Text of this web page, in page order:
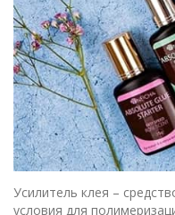
Усилитель клея –
условия для